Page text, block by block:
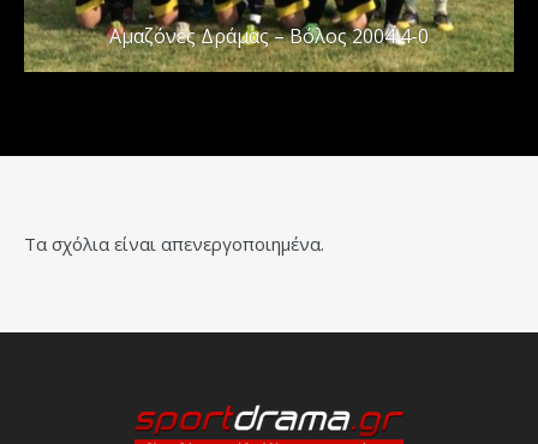
Αμαζόνες Δράμας – Βόλος 2004 4-0
Τα σχόλια είναι απενεργοποιημένα.